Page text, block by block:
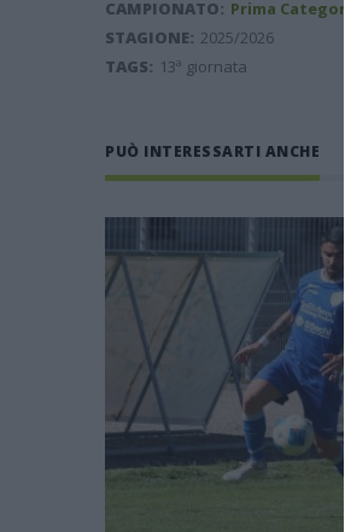
CAMPIONATO: Prima
STAGIONE: 2025/2026
TAGS: 13ª giornata
PUÒ INTERESSARTI ANCHE